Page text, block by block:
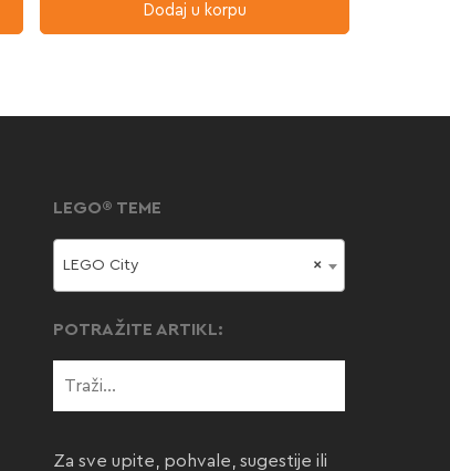
Dodaj u korpu
LEGO® TEME
×
LEGO City
POTRAŽITE ARTIKL:
Za sve upite, pohvale, sugestije ili